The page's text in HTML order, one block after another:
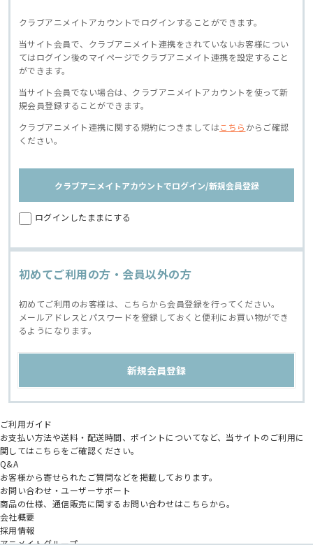
クラブアニメイトアカウントでログインすることができます。
当サイト会員で、クラブアニメイト連携をされていないお客様につい
てはログイン後のマイページでクラブアニメイト連携を設定すること
ができます。
当サイト会員でない場合は、クラブアニメイトアカウントを使って新
規会員登録することができます。
クラブアニメイト連携に関する規約につきましてはこちら からご確認
ください。
クラブアニメイトアカウントでログイン/新規会員登録
ログインしたままにする
初めてご利用の方・会員以外の方
初めてご利用のお客様は、こちらから会員登録を行ってください。
メールアドレスとパスワードを登録しておくと便利にお買い物ができ
るようになります。
ご利用ガイド
お支払い方法や送料・配送時間、ポイントについてなど、当サイトのご利用に
関してはこちらをご確認ください。
Q&A
お客様から寄せられたご質問などを掲載しております。
お問い合わせ・ユーザーサポート
商品の仕様、通信販売に関するお問い合わせはこちらから。
会社概要
採用情報